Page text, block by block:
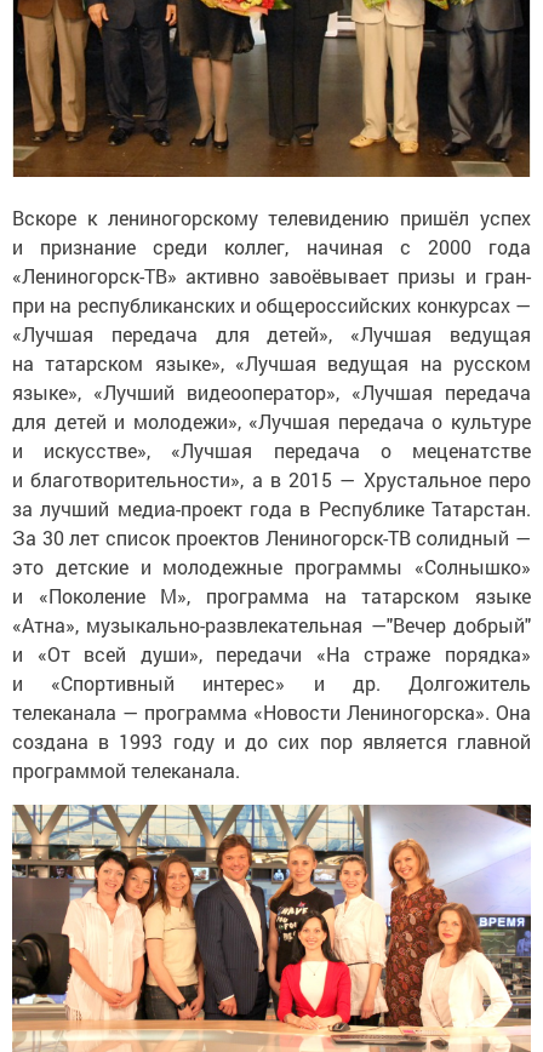
Вскоре к лениногорскому телевидению пришёл успех
и признание среди коллег, начиная с 2000 года
«Лениногорск-ТВ» активно завоёвывает призы и гран-
при на республиканских и общероссийских конкурсах —
«Лучшая передача для детей», «Лучшая ведущая
на татарском языке», «Лучшая ведущая на русском
языке», «Лучший видеооператор», «Лучшая передача
для детей и молодежи», «Лучшая передача о культуре
и искусстве», «Лучшая передача о меценатстве
и благотворительности», а в 2015 — Хрустальное перо
за лучший медиа-проект года в Республике Татарстан.
За 30 лет список проектов Лениногорск-ТВ солидный —
это детские и молодежные программы «Солнышко»
и «Поколение М», программа на татарском языке
«Атна», музыкально-развлекательная —"Вечер добрый"
и «От всей души», передачи «На страже порядка»
и «Спортивный интерес» и др. Долгожитель
телеканала — программа «Новости Лениногорска». Она
создана в 1993 году и до сих пор является главной
программой телеканала.